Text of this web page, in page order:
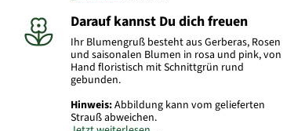
Darauf kannst Du dich freuen
Ihr Blumengruß besteht aus Gerberas, Rosen
und saisonalen Blumen in rosa und pink, von
Hand floristisch mit Schnittgrün rund
gebunden.
Hinweis:Abbildung kann vom gelieferten
Strauß abweichen.